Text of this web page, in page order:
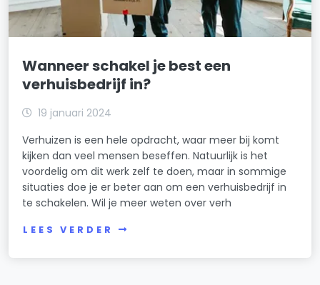
Wanneer schakel je best een
verhuisbedrijf in?
19 januari 2024
Verhuizen is een hele opdracht, waar meer bij komt
kijken dan veel mensen beseffen. Natuurlijk is het
voordelig om dit werk zelf te doen, maar in sommige
situaties doe je er beter aan om een verhuisbedrijf in
te schakelen. Wil je meer weten over verh
LEES VERDER